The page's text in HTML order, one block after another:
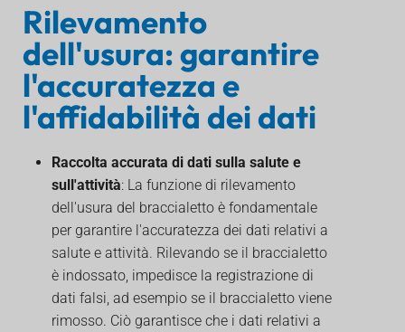
Rilevamento
dell'usura: garantire
l'accuratezza e
l'affidabilità dei dati
Raccolta accurata di dati sulla salute e
sull'attività: La funzione di rilevamento
dell'usura del braccialetto è fondamentale
per garantire l'accuratezza dei dati relativi a
salute e attività. Rilevando se il braccialetto
è indossato, impedisce la registrazione di
dati falsi, ad esempio se il braccialetto viene
rimosso. Ciò garantisce che i dati relativi a